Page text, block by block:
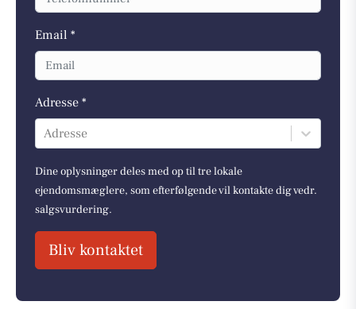
Email *
Adresse *
Adresse
Dine oplysninger deles med op til tre lokale
ejendomsmæglere, som efterfølgende vil kontakte dig vedr.
salgsvurdering.
Bliv kontaktet